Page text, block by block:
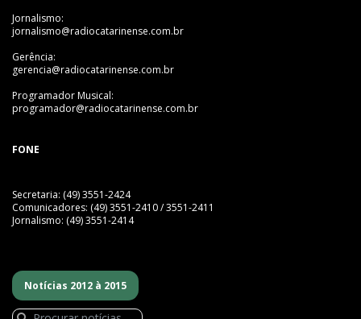
Jornalismo:
jornalismo@radiocatarinense.com.br
Gerência:
gerencia@radiocatarinense.com.br
Programador Musical:
programador@radiocatarinense.com.br
FONE
Secretaria: (49) 3551-2424
Comunicadores: (49) 3551-2410 / 3551-2411
Jornalismo: (49) 3551-2414
Notícias 2012 à 2015